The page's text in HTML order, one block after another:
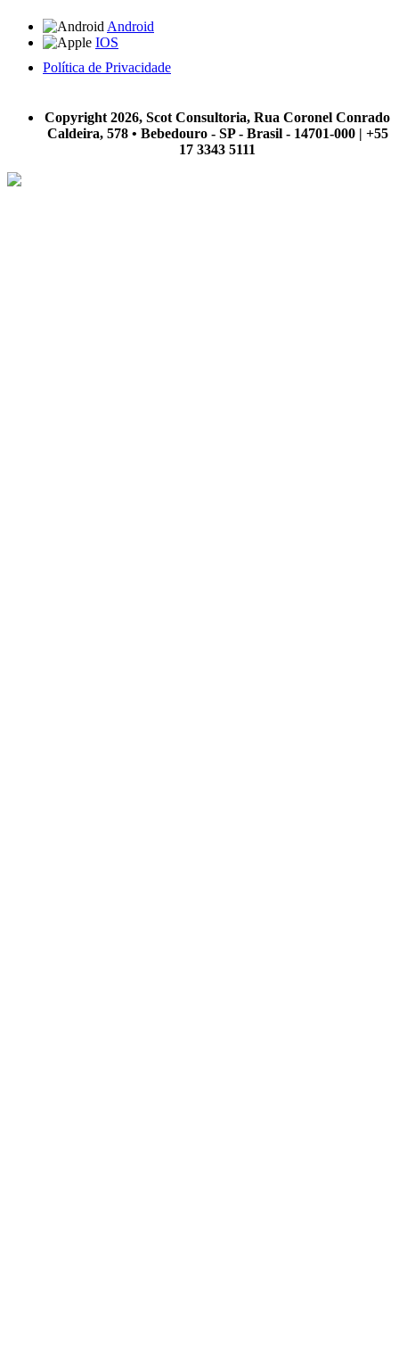
Android
IOS
Política de Privacidade
Copyright 2026, Scot Consultoria, Rua Coronel Conrado
Caldeira, 578 • Bebedouro - SP - Brasil - 14701-000 | +55
17 3343 5111